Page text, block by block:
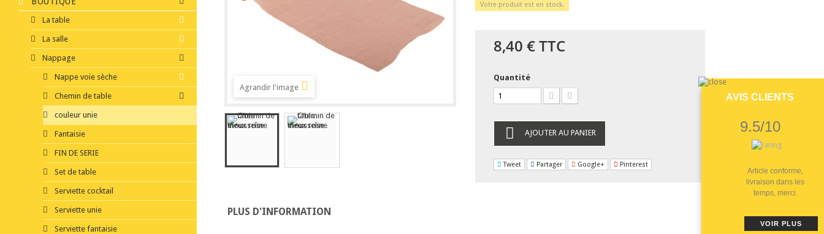
La table
La salle
Nappage
Nappe voie sèche
Chemin de table
couleur unie
Fantaisie
FIN DE SERIE
Set de table
Serviette cocktail
Serviette unie
Serviette fantaisie
Agrandir l'image
Votre produit est en stock.
8,40 €TTC
Quantité
AJOUTER AU PANIER
Tweet Partager Google+ Pinterest
PLUS D'INFORMATION
AVIS CLIENTS
9.5/10
Article conforme,
livraison dans les
temps, merci.
VOIR PLUS